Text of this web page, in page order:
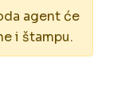
agent će
i štampu.